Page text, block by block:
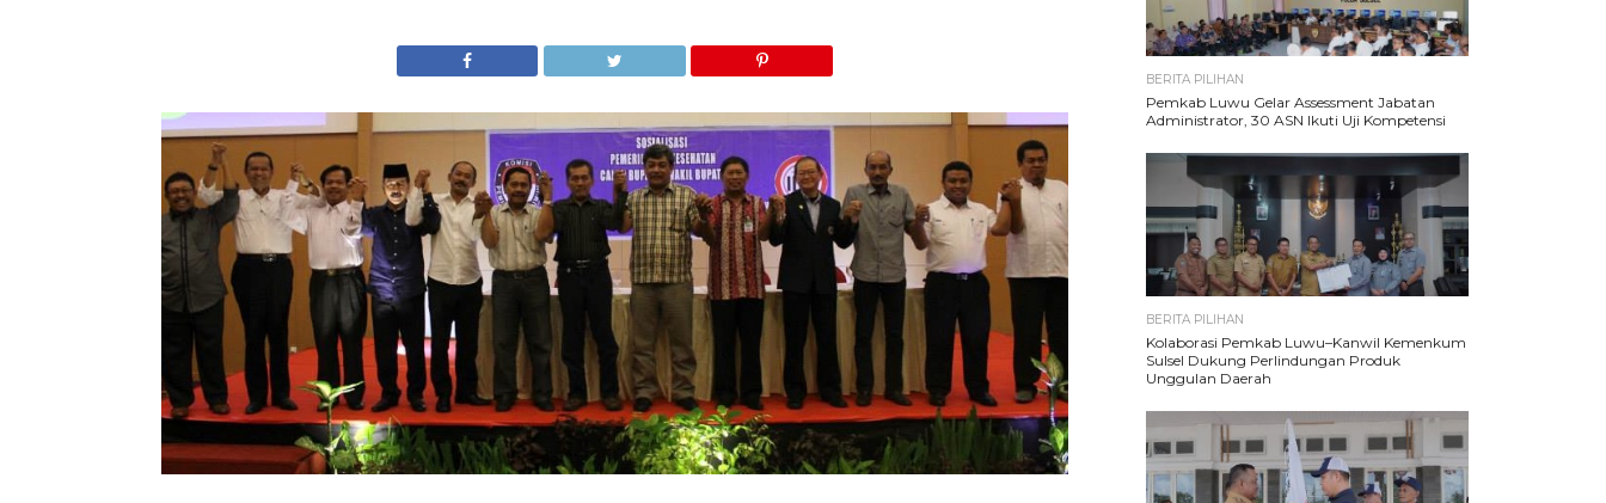
BERITA PILIHAN
Pemkab Luwu Gelar Assessment Jabatan
Administrator, 30 ASN Ikuti Uji Kompetensi
BERITA PILIHAN
Kolaborasi Pemkab Luwu–Kanwil Kemenkum
Sulsel Dukung Perlindungan Produk
Unggulan Daerah